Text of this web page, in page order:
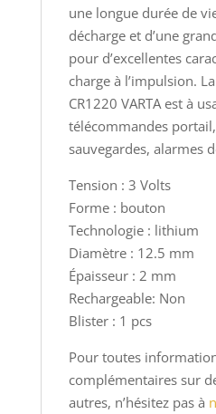
une longue durée de
décharge et d’une
pour d’excellentes
charge à l’impulsion.
CR1220 VARTA est à
télécommandes
sauvegardes, alarmes
Tension : 3 Volts
Forme : bouton
Technologie : lithium
Diamètre : 12.5 mm
Épaisseur : 2 mm
Rechargeable: Non
Blister : 1 pcs
Pour toutes
complémentaires sur
autres, n’hésitez pas à